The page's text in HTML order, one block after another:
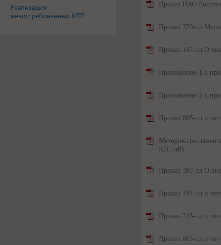
Приказ ПАО
Приказ 370-од
Приказ 147-од О
Приложение 1 к
Приложение 2 к
Приказ 005-од и
Методика
KB, pdf)
Приказ 393-од О
Приказ 791-од и
Приказ 745-од и
Приказ 603-од и
Реализация
невостребованных МТР